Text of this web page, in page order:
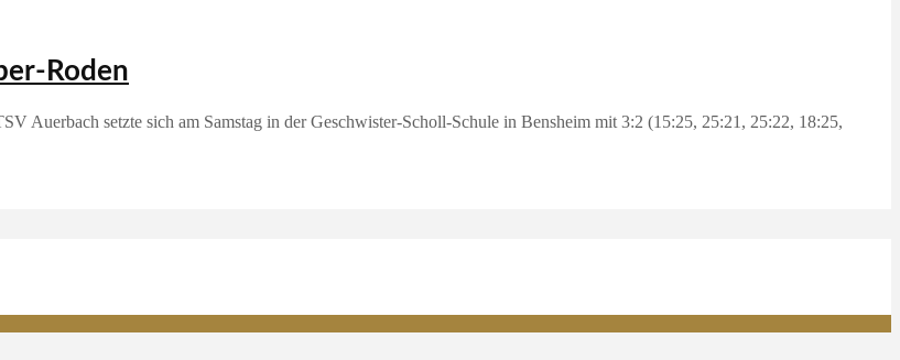
Roden
Auerbach setzte sich am Samstag in der Geschwister-Scholl-Schule in Bensheim mit 3:2 (15:25, 25:21, 25:22, 18:25,